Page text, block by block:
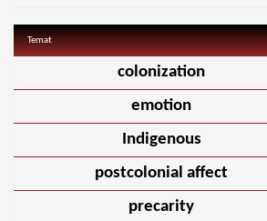
Temat
colonization
emotion
Indigenous
postcolonial affect
precarity